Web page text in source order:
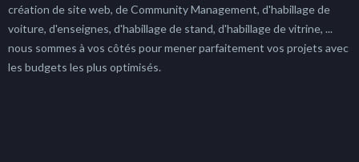
création de site web, de Community Management, d'habillage de
voiture, d'enseignes, d'habillage de stand, d'habillage de vitrine, ...
nous sommes à vos côtés pour mener parfaitement vos projets avec
les budgets les plus optimisés.